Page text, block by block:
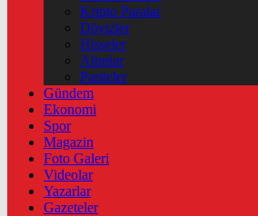
Kripto Paralar
Dövizler
Hisseler
Altınlar
Pariteler
Gündem
Ekonomi
Spor
Magazin
Foto Galeri
Videolar
Yazarlar
Gazeteler